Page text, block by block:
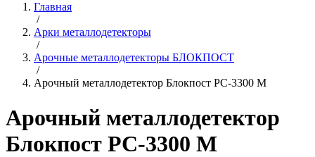
Главная
/
Арки металлодетекторы
/
Арочные металлодетекторы БЛОКПОСТ
/
Арочный металлодетектор Блокпост PC-3300 M
Арочный металлодетектор
Блокпост PC-3300 M